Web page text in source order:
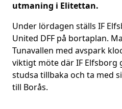
utmaning i Elitettan.
Under lördagen ställs IF
United DFF på bortaplan.
Tunavallen med avspark
viktigt möte där IF Elfsborg
studsa tillbaka och ta med
till Borås.